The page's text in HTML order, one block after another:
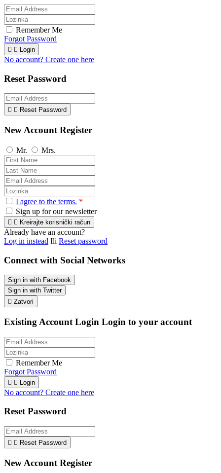
Remember Me
Forgot Password
  Login
No account? Create one here
Reset Password
  Reset Password
New Account Register
Mr. Mrs.
I agree to the terms. *
Sign up for our newsletter
  Kreirajte korisnički račun
Already have an account?
Log in instead Ili Reset password
Connect with Social Networks
Sign in with Facebook
Sign in with Twitter
 Zatvori
Existing Account Login Login to your account
Remember Me
Forgot Password
  Login
No account? Create one here
Reset Password
  Reset Password
New Account Register